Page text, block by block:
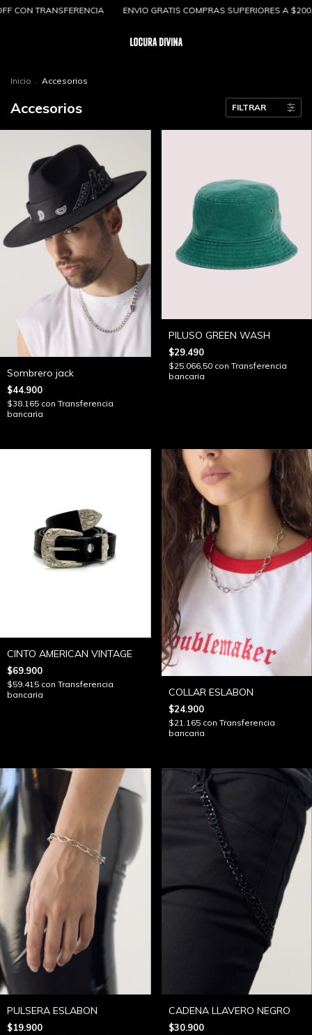
ENVIO GRATIS COMPRAS SUPERIORES A $200.000 3 y 6
Inicio . Accesorios
Accesorios FILTRAR
Sombrero jack
$44.900
$38.165 con Transferencia
bancaria
PILUSO GREEN WASH
$29.490
$25.066,50 con Transferencia
bancaria
CINTO AMERICAN VINTAGE
$69.900
$59.415 con Transferencia
bancaria
COLLAR ESLABON
$24.900
$21.165 con Transferencia
bancaria
PULSERA ESLABON
$19.900
CADENA LLAVERO NEGRO
$30.900